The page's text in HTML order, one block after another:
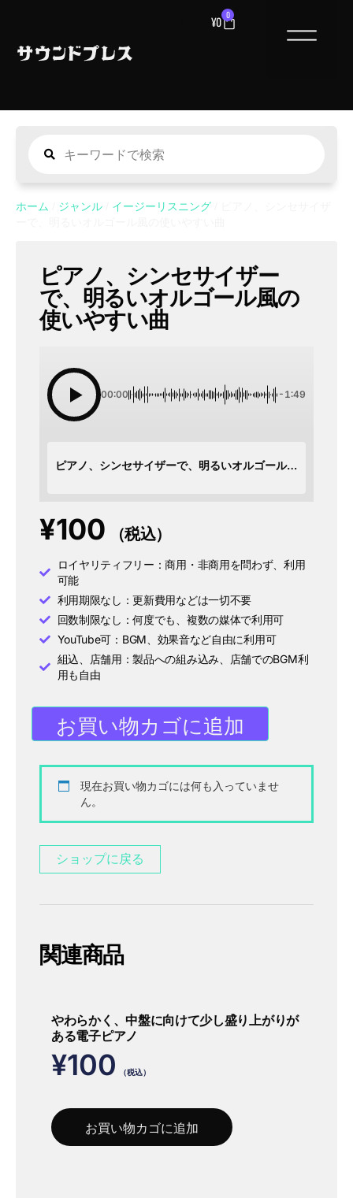
¥0 0
ホーム ジャンル イージーリスニング
ピアノ、シンセサイザー
で、明るいオルゴール風の
使いやすい曲
00:00 -1:49
ピアノ、シンセサイザーで、明るいオルゴール風の使いやすい曲
¥100 （税込）
ロイヤリティフリー：商用・非商用を問わず、利用
可能
利用期限なし：更新費用などは一切不要
回数制限なし：何度でも、複数の媒体で利用可
YouTube可：BGM、効果音など自由に利用可
組込、店舗用：製品への組み込み、店舗でのBGM利
用も自由
お買い物カゴに追加
現在お買い物カゴには何も入っていませ
ん。
ショップに戻る
関連商品
やわらかく、中盤に向けて少し盛り上がりが
ある電子ピアノ
¥100 （税込）
お買い物カゴに追加